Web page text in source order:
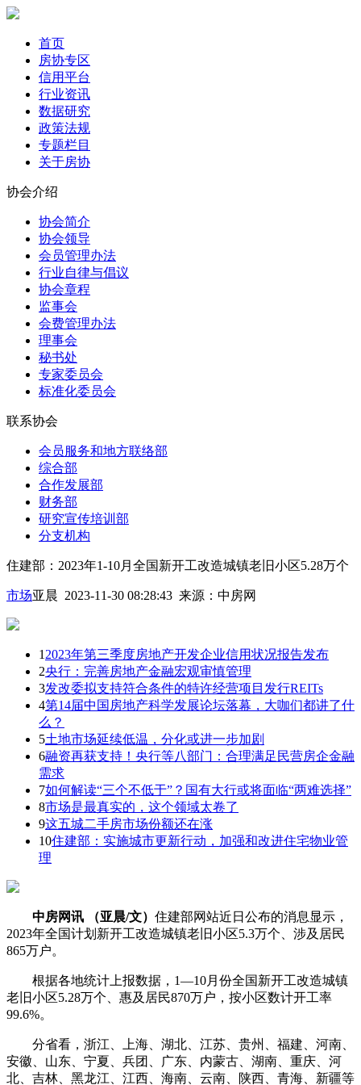
首页
房协专区
信用平台
行业资讯
数据研究
政策法规
专题栏目
关于房协
协会介绍
协会简介
协会领导
会员管理办法
行业自律与倡议
协会章程
监事会
会费管理办法
理事会
秘书处
专家委员会
标准化委员会
联系协会
会员服务和地方联络部
综合部
合作发展部
财务部
研究宣传培训部
分支机构
住建部：2023年1-10月全国新开工改造城镇老旧小区5.28万个
市场亚晨 2023-11-30 08:28:43 来源： 中房网
1 2023年第三季度房地产开发企业信用状况报告发布
2央行：完善房地产金融宏观审慎管理
3发改委拟支持符合条件的特许经营项目发行REITs
4第14届中国房地产科学发展论坛落幕，大咖们都讲了什
么？
5土地市场延续低温，分化或进一步加剧
6融资再获支持！央行等八部门：合理满足民营房企金融
需求
7如何解读“三个不低于”？国有大行或将面临“两难选择”
8市场是最真实的，这个领域太卷了
9这五城二手房市场份额还在涨
10住建部：实施城市更新行动，加强和改进住宅物业管
理
中房网讯 （亚晨/文） 住建部网站近日公布的消息显示，
2023年全国计划新开工改造城镇老旧小区5.3万个、涉及居民
865万户。
根据各地统计上报数据，1—10月份全国新开工改造城镇
老旧小区5.28万个、惠及居民870万户，按小区数计开工率
99.6%。
分省看，浙江、上海、湖北、江苏、贵州、福建、河南、
安徽、山东、宁夏、兵团、广东、内蒙古、湖南、重庆、河
北、吉林、黑龙江、江西、海南、云南、陕西、青海、新疆等